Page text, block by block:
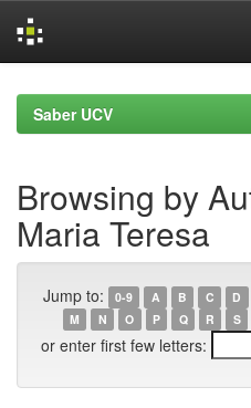
navigationSaber UCV
Browsing by
Maria Teresa
Jump to: 0-9 A B C D
M
N O P Q R S
or enter first few letters: